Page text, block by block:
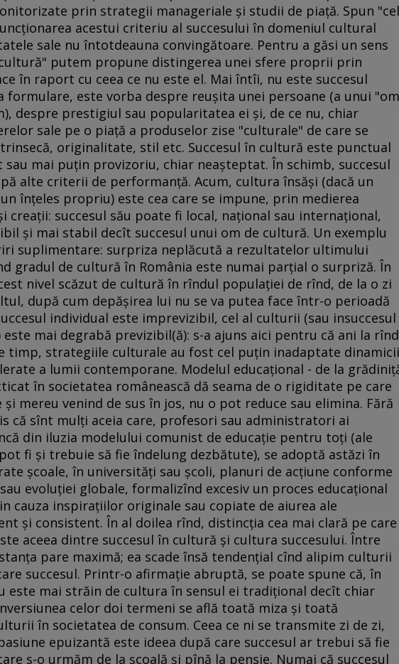
prin strategii manageriale şi studii de piaţă. Spun "cel
acestui criteriu al succesului în domeniul cultural
sale nu întotdeauna convingătoare. Pentru a găsi un sens
putem propune distingerea unei sfere proprii prin
în raport cu ceea ce nu este el. Mai întîi, nu este succesul
formulare, este vorba despre reuşita unei persoane (a unui "om
despre prestigiul sau popularitatea ei şi, de ce nu, chiar
sale pe o piaţă a produselor zise "culturale" de care se
originalitate, stil etc. Succesul în cultură este punctual
mai puţin provizoriu, chiar neaşteptat. În schimb, succesul
alte criterii de performanţă. Acum, cultura însăşi (dacă un
înţeles propriu) este cea care se impune, prin medierea
creaţii: succesul său poate fi local, naţional sau internaţional,
şi mai stabil decît succesul unui om de cultură. Un exemplu
suplimentare: surpriza neplăcută a rezultatelor ultimului
gradul de cultură în România este numai parţial o surpriză. În
nivel scăzut de cultură în rîndul populaţiei de rînd, de la o zi
după cum depăşirea lui nu se va putea face într-o perioadă
individual este imprevizibil, cel al culturii (sau insuccesul
mai degrabă previzibil(ă): s-a ajuns aici pentru că ani la
timp, strategiile culturale au fost cel puţin inadaptate dinamicii
a lumii contemporane. Modelul educaţional - de la
în societatea românească dă seama de o rigiditate pe care
mereu venind de sus în jos, nu o pot reduce sau elimina. Fără
că sînt mulţi aceia care, profesori sau administratori ai
din iluzia modelului comunist de educaţie pentru toţi (ale
fi şi trebuie să fie îndelung dezbătute), se adoptă astăzi în
şcoale, în universităţi sau şcoli, planuri de acţiune conforme
evoluţiei globale, formalizînd excesiv un proces educaţional
cauza inspiraţiilor originale sau copiate de aiurea ale
şi consistent. În al doilea rînd, distincţia cea mai clară pe care
aceea dintre succesul în cultură şi cultura succesului. Între
pare maximă; ea scade însă tendenţial cînd alipim culturii
succesul. Printr-o afirmaţie abruptă, se poate spune că, în
este mai străin de cultura în sensul ei tradiţional decît chiar
celor doi termeni se află toată miza şi toată
în societatea de consum. Ceea ce ni se transmite zi de zi,
epuizantă este ideea după care succesul ar trebui să fie
s-o urmăm de la şcoală şi pînă la pensie. Numai că succesul